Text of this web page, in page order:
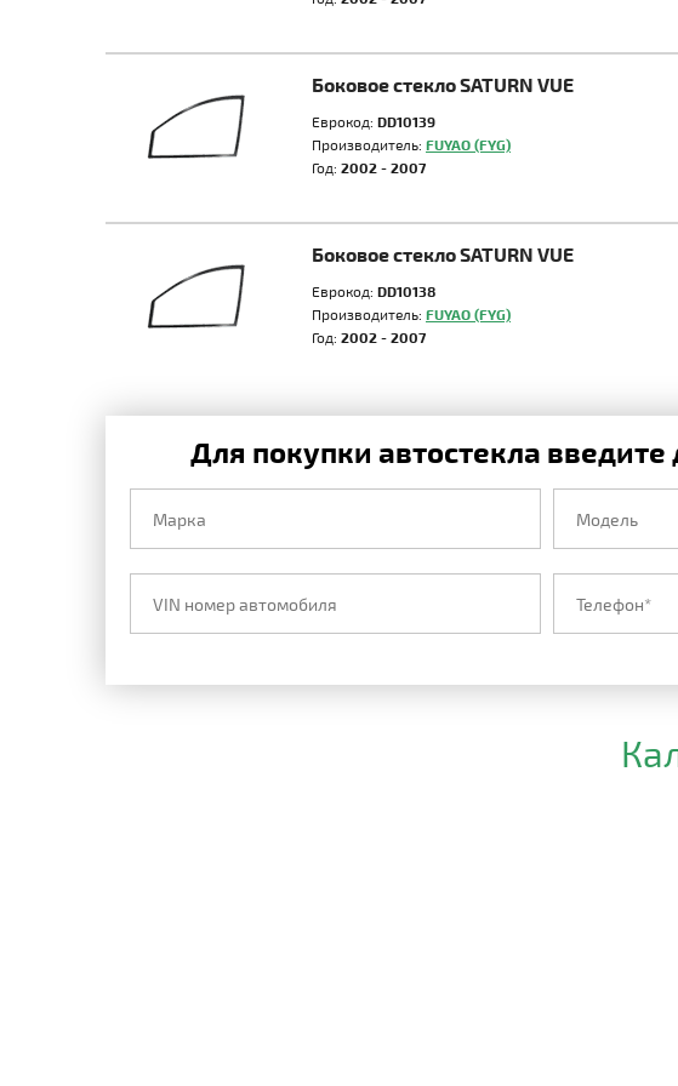
Боковое стекло SATURN VUE
Еврокод: DD10139
Производитель: FUYAO (FYG)
Год: 2002 - 2007
Боковое стекло SATURN VUE
Еврокод: DD10138
Производитель: FUYAO (FYG)
Год: 2002 - 2007
Для покупки автостекла